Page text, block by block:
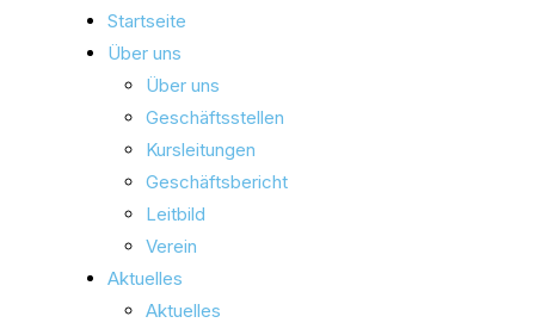
Startseite
Über uns
Über uns
Geschäftsstellen
Kursleitungen
Geschäftsbericht
Leitbild
Verein
Aktuelles
Aktuelles